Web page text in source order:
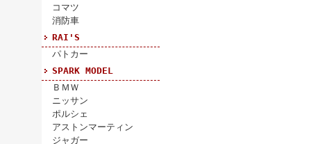
コマツ
消防車
RAI'S
パトカー
SPARK MODEL
ＢＭＷ
ニッサン
ポルシェ
アストンマーティン
ジャガー